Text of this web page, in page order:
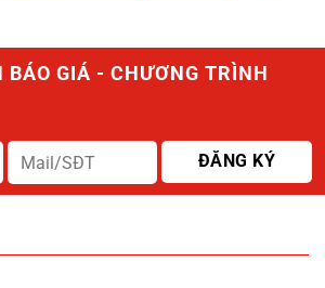
GIÁ - CHƯƠNG TRÌNH